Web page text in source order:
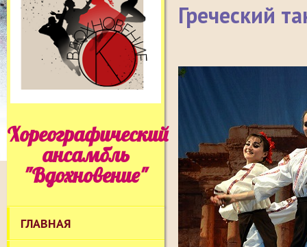
Хореографический
ансамбль
"Вдохновение"
ГЛАВНАЯ
Греческий